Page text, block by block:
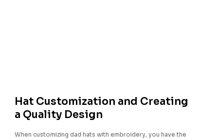
Hat Customization and Creating
a Quality Design
When customizing dad hats with embroidery, you have the